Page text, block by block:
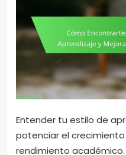
Entender tu estilo de
potenciar el
rendimiento